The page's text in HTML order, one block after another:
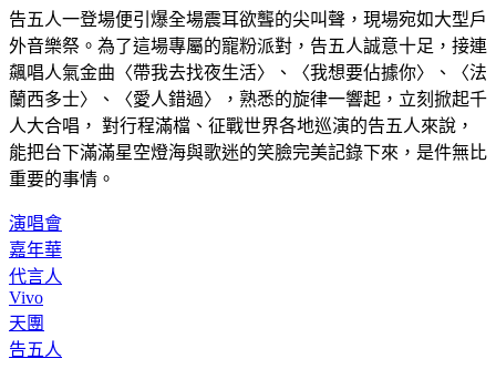
告五人一登場便引爆全場震耳欲聾的尖叫聲，現場宛如大型戶
外音樂祭。為了這場專屬的寵粉派對，告五人誠意十足，接連
飆唱人氣金曲〈帶我去找夜生活〉、〈我想要佔據你〉、〈法
蘭西多士〉、〈愛人錯過〉，熟悉的旋律一響起，立刻掀起千
人大合唱， 對行程滿檔、征戰世界各地巡演的告五人來說，
能把台下滿滿星空燈海與歌迷的笑臉完美記錄下來，是件無比
重要的事情。
演唱會
嘉年華
代言人
Vivo
天團
告五人